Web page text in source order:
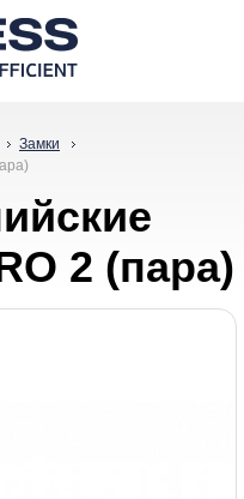
Замки
2 (пара)